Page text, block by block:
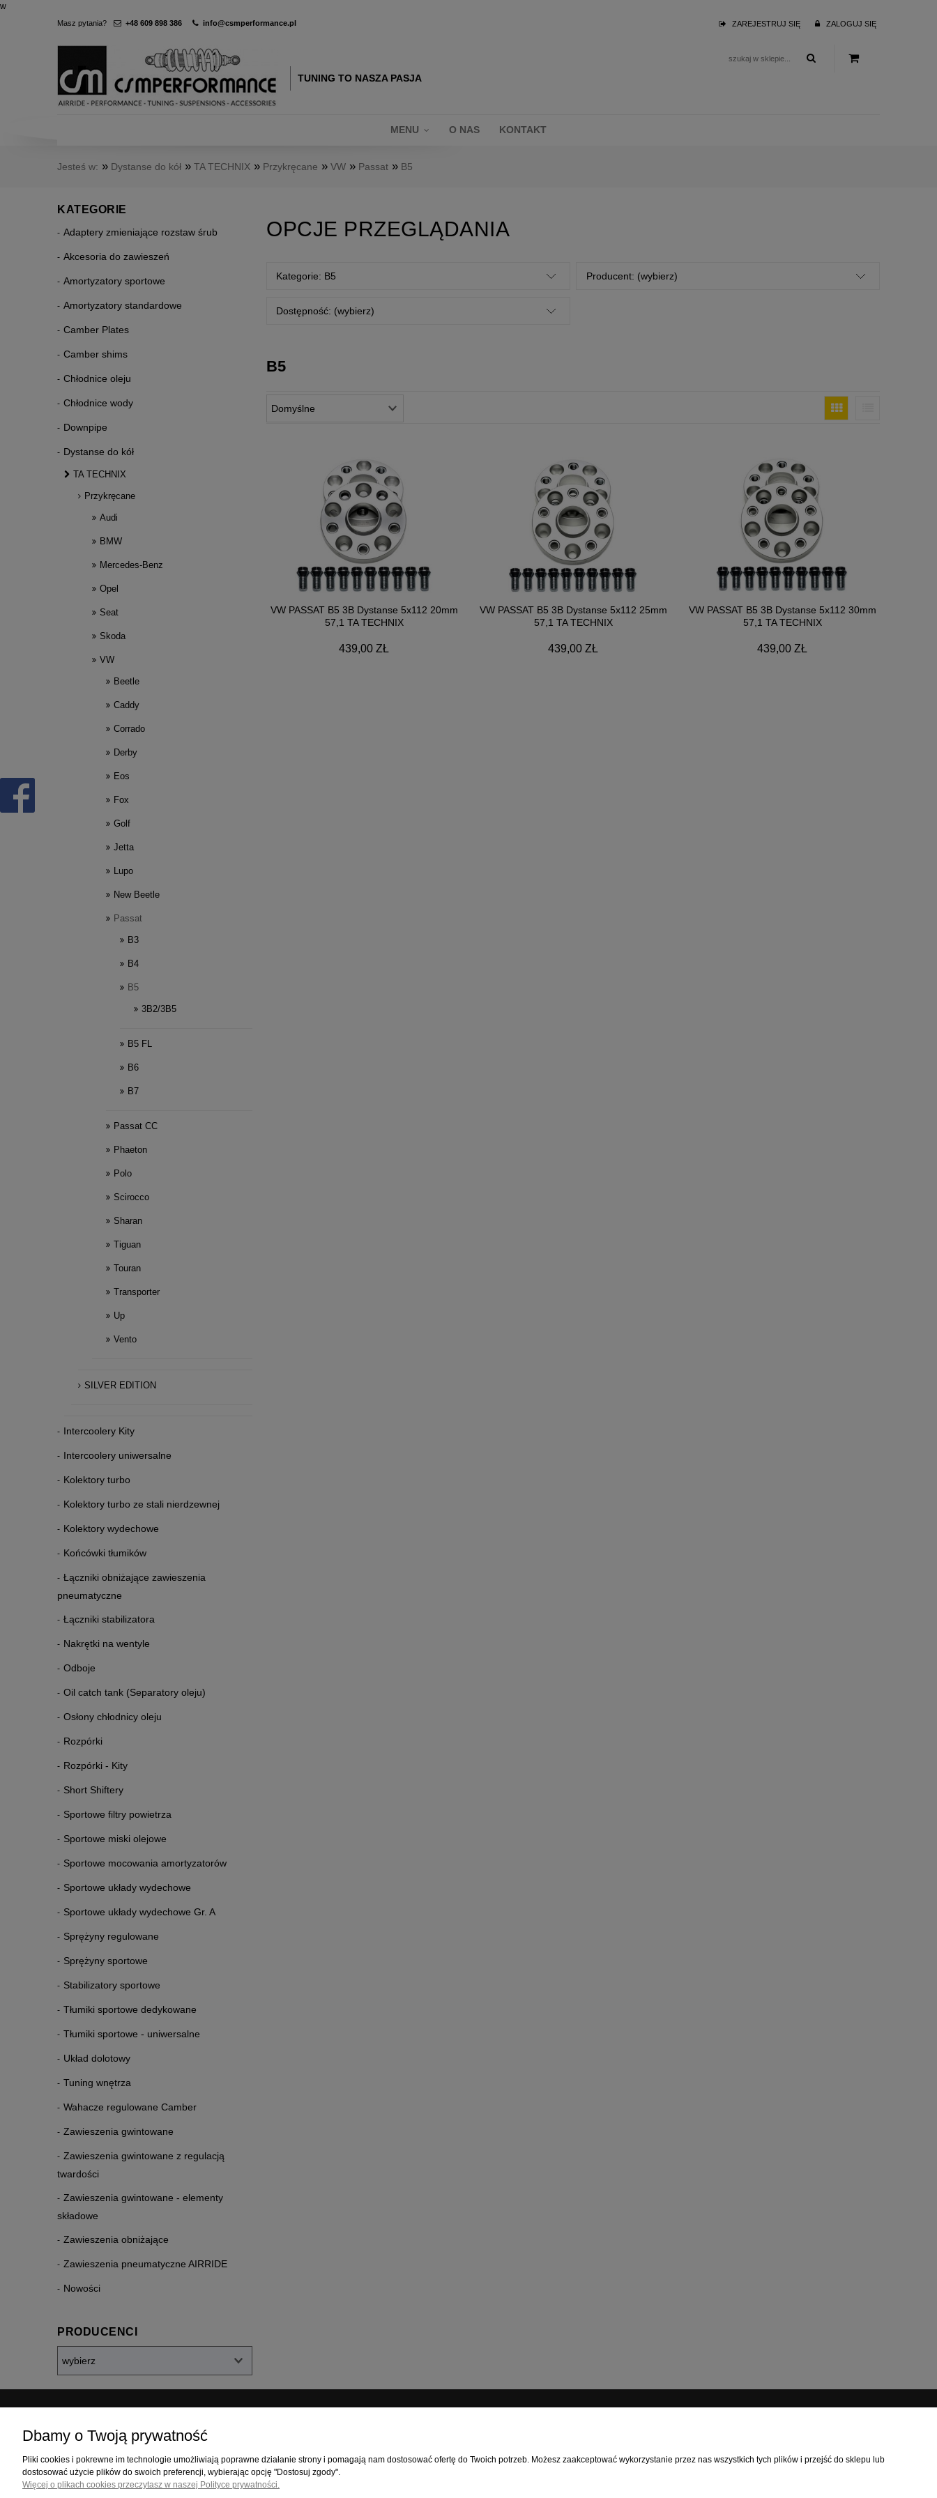
w
ZAREJESTRUJ SIĘ ZALOGUJ SIĘ
Masz pytania? +48 609 898 386 info@csmperformance.pl
TUNING TO NASZA PASJA
MENU O NAS KONTAKT
Jesteś w: » Dystanse do kół » TA TECHNIX » Przykręcane » VW » Passat » B5
KATEGORIE
Adaptery zmieniające rozstaw śrub
Akcesoria do zawieszeń
Amortyzatory sportowe
Amortyzatory standardowe
Camber Plates
Camber shims
Chłodnice oleju
Chłodnice wody
Downpipe
Dystanse do kół
TA TECHNIX
Przykręcane
Audi
BMW
Mercedes-Benz
Opel
Seat
Skoda
VW
Beetle
Caddy
Corrado
Derby
Eos
Fox
Golf
Jetta
Lupo
New Beetle
Passat
B3
B4
B5
3B2/3B5
B5 FL
B6
B7
Passat CC
Phaeton
Polo
Scirocco
Sharan
Tiguan
Touran
Transporter
Up
Vento
SILVER EDITION
Intercoolery Kity
Intercoolery uniwersalne
Kolektory turbo
Kolektory turbo ze stali nierdzewnej
Kolektory wydechowe
Końcówki tłumików
Łączniki obniżające zawieszenia
pneumatyczne
Łączniki stabilizatora
Nakrętki na wentyle
Odboje
Oil catch tank (Separatory oleju)
Osłony chłodnicy oleju
Rozpórki
Rozpórki - Kity
Short Shiftery
Sportowe filtry powietrza
Sportowe miski olejowe
Sportowe mocowania amortyzatorów
Sportowe układy wydechowe
Sportowe układy wydechowe Gr. A
Sprężyny regulowane
Sprężyny sportowe
Stabilizatory sportowe
Tłumiki sportowe dedykowane
Tłumiki sportowe - uniwersalne
Układ dolotowy
Tuning wnętrza
Wahacze regulowane Camber
Zawieszenia gwintowane
Zawieszenia gwintowane z regulacją
twardości
Zawieszenia gwintowane - elementy
składowe
Zawieszenia obniżające
Zawieszenia pneumatyczne AIRRIDE
Nowości
PRODUCENCI
OPCJE PRZEGLĄDANIA
Kategorie: B5 Producent: (wybierz)
Dostępność: (wybierz)
B5
VW PASSAT B5 3B Dystanse 5x112 20mm
57,1 TA TECHNIX
439,00 ZŁ
VW PASSAT B5 3B Dystanse 5x112 25mm
57,1 TA TECHNIX
439,00 ZŁ
VW PASSAT B5 3B Dystanse 5x112 30mm
57,1 TA TECHNIX
439,00 ZŁ
ZAKUPY
Czas realizacji zamówienia
Formy płatności
Jak kupować?
Częste pytania
Logowanie
O nas
Dbamy o Twoją prywatność
Pliki cookies i pokrewne im technologie umożliwiają poprawne działanie strony i pomagają nam dostosować ofertę do Twoich potrzeb. Możesz zaakceptować wykorzystanie przez nas wszystkich tych plików i przejść do sklepu lub
dostosować użycie plików do swoich preferencji, wybierając opcję "Dostosuj zgody".
Więcej o plikach cookies przeczytasz w naszej Polityce prywatności.